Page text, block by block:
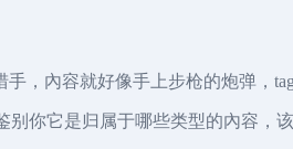
，內容就好像手上步枪的炮弹，
你它是归属于哪些类型的內容，